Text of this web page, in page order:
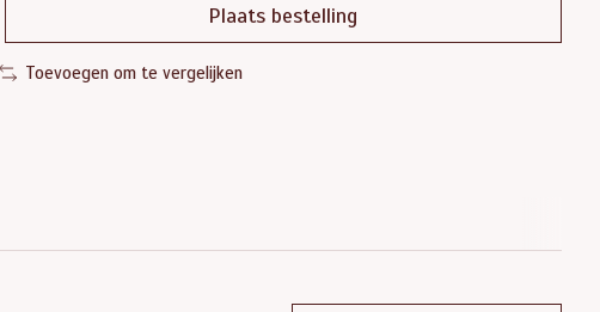
Plaats bestelling
Toevoegen om te vergelijken